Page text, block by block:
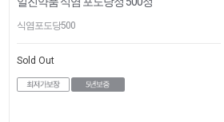
식염포도당500
Sold Out